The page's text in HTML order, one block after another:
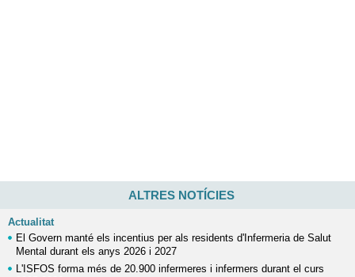
ALTRES NOTÍCIES
Actualitat
El Govern manté els incentius per als residents d'Infermeria de Salut
Mental durant els anys 2026 i 2027
L'ISFOS forma més de 20.900 infermeres i infermers durant el curs